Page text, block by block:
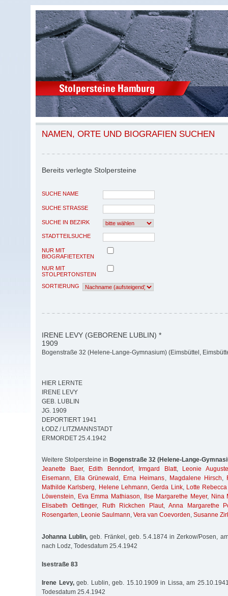
NAMEN, ORTE UND BIOGRAFIEN SUCHEN
Bereits verlegte Stolpersteine
SUCHE NAME
SUCHE STRASSE
SUCHE IN BEZIRK
STADTTEILSUCHE
NUR MIT
BIOGRAFIETEXTEN
NUR MIT
STOLPERTONSTEIN
SORTIERUNG
IRENE LEVY (GEBORENE LUBLIN) *
1909
Bogenstraße 32 (Helene-Lange-Gymnasium) (Eimsbüttel,
HIER LERNTE
IRENE LEVY
GEB. LUBLIN
JG. 1909
DEPORTIERT 1941
ŁODZ / LITZMANNSTADT
ERMORDET 25.4.1942
Weitere Stolpersteine in Bogenstraße 32 (Helene-Lange-
Jeanette Baer, Edith Benndorf, Irmgard Blatt,
Leonie
Eisemann, Ella Grünewald , Erna Heimans, Magdalene Hirsch,
Mathilde Karlsberg, Helene Lehmann,Gerda Link, Lotte
Löwenstein, Eva Emma Mathiason, Ilse Margarethe Meyer, Nina
Elisabeth Oettinger, Ruth Rickchen Plaut, Anna Margarethe
Rosengarten, Leonie Saulmann, Vera van Coevorden, Susanne
Johanna Lublin, geb. Fränkel, geb. 5.4.1874 in Zerkow/Posen,
nach Lodz, Todesdatum 25.4.1942
Isestraße 83
Irene Levy,geb. Lublin, geb. 15.10.1909 in Lissa, am
Todesdatum 25.4.1942